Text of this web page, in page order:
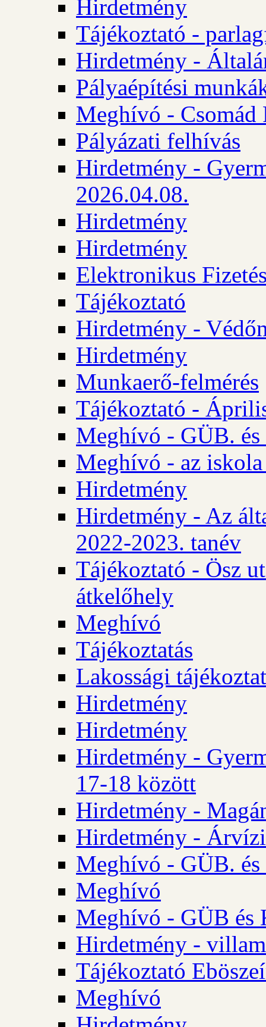
Hirdetmény
Tájékoztató -
Hirdetmény -
Pályaépítési
Meghívó - Csomád
Pályázati felhívás
Hirdetmény -
2026.04.08.
Hirdetmény
Hirdetmény
Elektronikus
Tájékoztató
Hirdetmény -
Hirdetmény
Munkaerő-felmérés
Tájékoztató -
Meghívó - GÜB.
Meghívó - az iskola
Hirdetmény
Hirdetmény - Az
2022-2023. tanév
Tájékoztató - Ösz
átkelőhely
Meghívó
Tájékoztatás
Lakossági
Hirdetmény
Hirdetmény
Hirdetmény -
17-18 között
Hirdetmény -
Hirdetmény -
Meghívó - GÜB.
Meghívó
Meghívó - GÜB és
Hirdetmény -
Tájékoztató
Meghívó